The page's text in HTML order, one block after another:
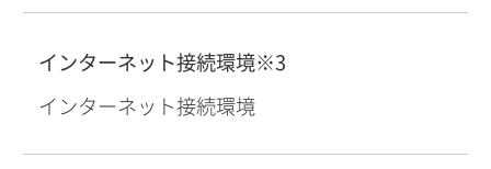
インターネット接続環境※3
インターネット接続環境